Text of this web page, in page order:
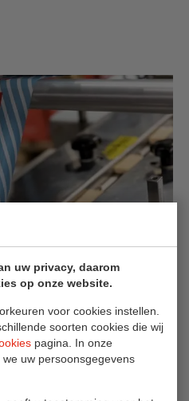
uw privacy, daarom
op onze website.
voor cookies instellen.
soorten cookies die wij
pagina. In onze
we uw persoonsgegevens
Oud-Beijerland
je onmisbaar voor de